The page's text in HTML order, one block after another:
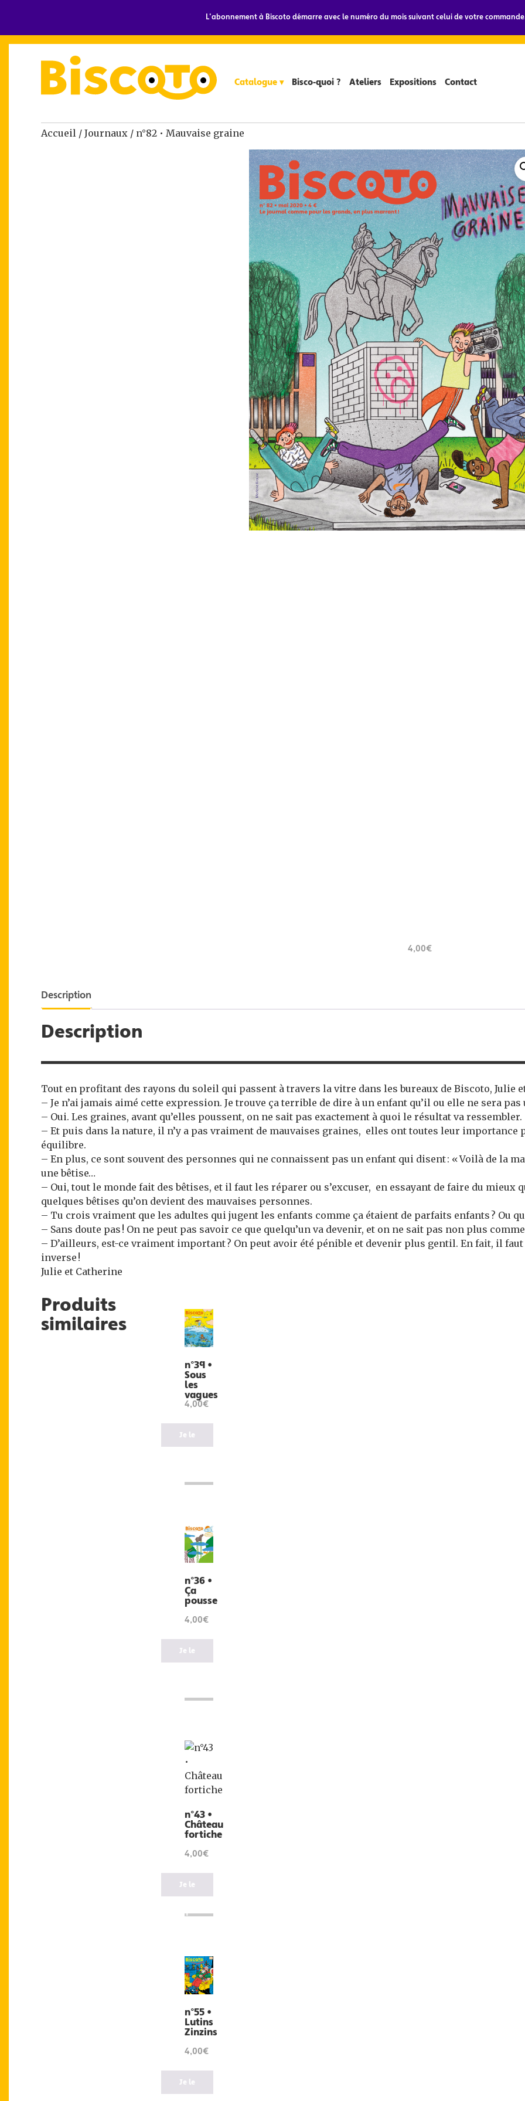
L'abonnement à Biscoto démarre avec le numéro du mois suivant celui de votre
Catalogue ▾ Bisco-quoi ? Ateliers Expositions Contact
Accueil / Journaux / n°82 • Mauvaise graine
4,00€
Description
Description
Tout en profitant des rayons du soleil qui passent à travers la vitre dans les bureaux de Biscoto, Julie
– Je n’ai jamais aimé cette expression. Je trouve ça terrible de dire à un enfant qu’il ou elle ne sera
– Oui. Les graines, avant qu’elles poussent, on ne sait pas exactement à quoi le résultat va
– Et puis dans la nature, il n’y a pas vraiment de mauvaises graines, elles ont toutes leur importance
équilibre.
– En plus, ce sont souvent des personnes qui ne connaissent pas un enfant qui disent : « Voilà de la
une bêtise…
– Oui, tout le monde fait des bêtises, et il faut les réparer ou s’excuser, en essayant de faire du mieux
quelques bêtises qu’on devient des mauvaises personnes.
– Tu crois vraiment que les adultes qui jugent les enfants comme ça étaient de parfaits enfants ? Ou
– Sans doute pas ! On ne peut pas savoir ce que quelqu’un va devenir, et on ne sait pas non plus
– D’ailleurs, est-ce vraiment important ? On peut avoir été pénible et devenir plus gentil. En fait, il
inverse !
Julie et Catherine
Produits
similaires
n°39 •
Sous
les
vagues
4,00€
Je le
n°36 •
Ça
pousse
4,00€
Je le
n°43 •
Château
fortiche
4,00€
Je le
!
n°55 •
Lutins
Zinzins
4,00€
Je le